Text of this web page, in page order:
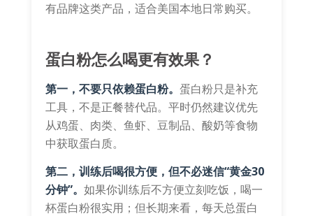
有品牌这类产品，适合美国本地日常购买。
蛋白粉怎么喝更有效果？
第一，不要只依赖蛋白粉。 蛋白粉只是补充
工具，不是正餐替代品。平时仍然建议优先
从鸡蛋、肉类、鱼虾、豆制品、酸奶等食物
中获取蛋白质。
第二，训练后喝很方便，但不必迷信“黄金30
分钟”。 如果你训练后不方便立刻吃饭，喝一
杯蛋白粉很实用；但长期来看，每天总蛋白